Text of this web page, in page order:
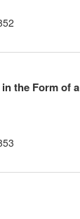
the Form of